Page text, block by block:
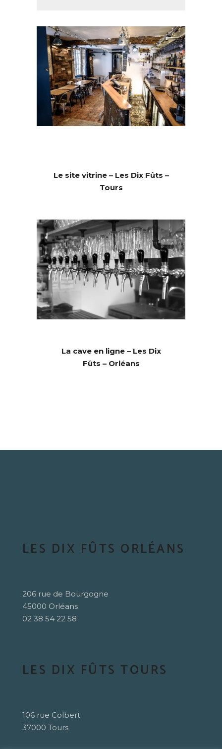
Le site vitrine – Les Dix Fûts –
Tours
La cave en ligne – Les Dix
Fûts – Orléans
LES DIX FÛTS ORLÉANS
206 rue de Bourgogne
45000 Orléans
02 38 54 22 58
LES DIX FÛTS TOURS
106 rue Colbert
37000 Tours